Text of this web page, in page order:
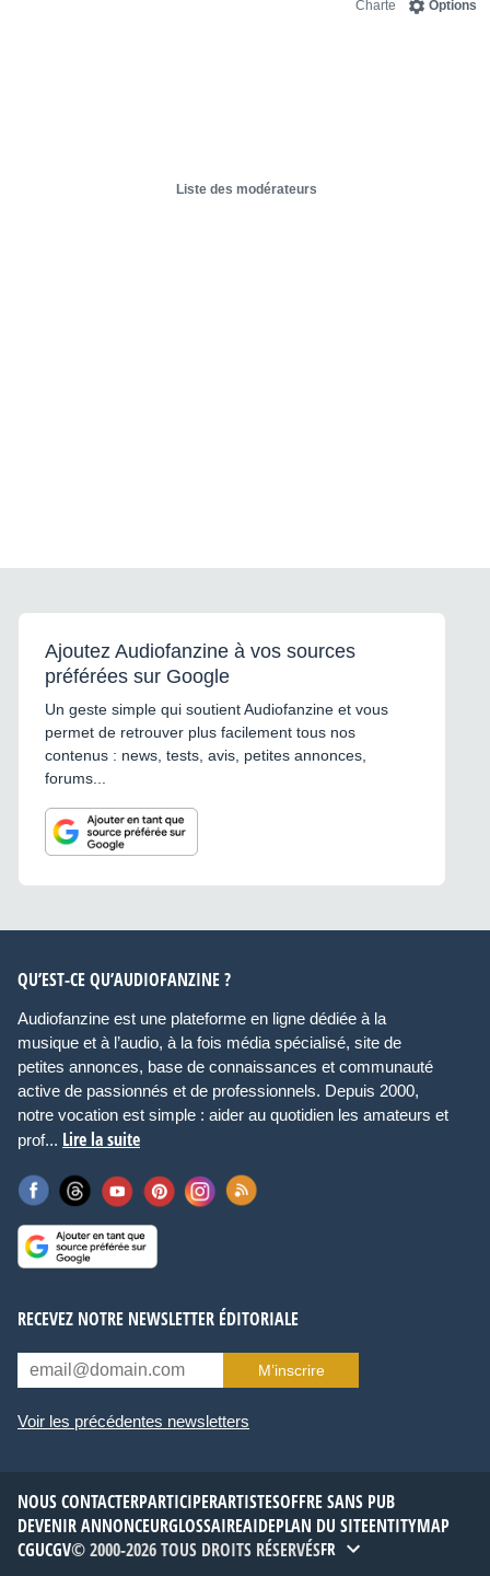
Options
Charte
Liste des modérateurs
Ajoutez Audiofanzine à vos sources
préférées sur Google
Un geste simple qui soutient Audiofanzine et vous
permet de retrouver plus facilement tous nos
contenus : news, tests, avis, petites annonces,
forums...
QU’EST-CE QU’AUDIOFANZINE ?
Audiofanzine est une plateforme en ligne dédiée à la
musique et à l’audio, à la fois média spécialisé, site de
petites annonces, base de connaissances et communauté
active de passionnés et de professionnels. Depuis 2000,
notre vocation est simple : aider au quotidien les amateurs et
prof... Lire la suite
RECEVEZ NOTRE NEWSLETTER ÉDITORIALE
M’inscrire
Voir les précédentes newsletters
NOUS CONTACTERPARTICIPERARTISTESOFFRE SANS PUB
DEVENIR ANNONCEURGLOSSAIREAIDEPLAN DU SITEENTITYMAP
CGUCGV© 2000-2026 TOUS DROITS RÉSERVÉSFR